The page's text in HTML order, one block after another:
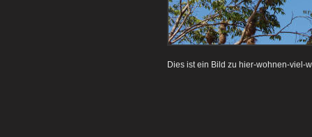
Dies ist ein Bild zu hier-wohnen-viel-